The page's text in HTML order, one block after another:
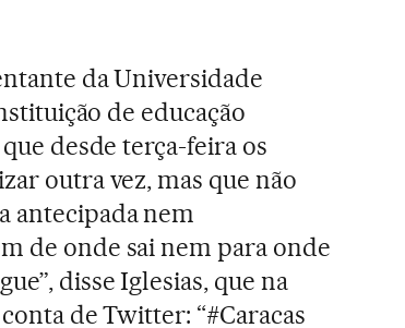
da Universidade
de educação
desde terça-feira os
outra vez, mas que não
antecipada nem
de onde sai nem para onde
disse Iglesias, que na
de Twitter: “#Caracas